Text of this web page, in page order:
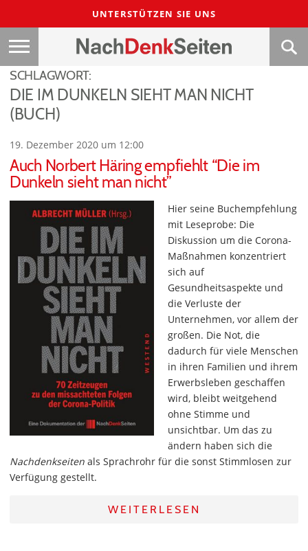
UNTERSTÜTZEN SIE UNS
SCHLAGWORT:
DIE IM DUNKELN SIEHT MAN NICHT
(BUCH)
19. Dezember 2020 um 12:00
Auch Norbert Häring empfiehlt “Die im
Dunkeln sieht man nicht”
Hier seine Buchempfehlung
mit Leseprobe: Die
Diskussion um die Corona-
Maßnahmen konzentriert
sich auf
Gesundheitsaspekte und
die Verluste der
Unternehmen, vor allem der
großen. Die Not, die
dadurch für viele Menschen
in ihren Familien und ihrem
Erwerbsleben geschaffen
wird, bleibt weitgehend
ohne Stimme und
unsichtbar. Um das zu
ändern haben sich die
Nachdenkseiten als Sprachrohr für die sonst Stimmlosen zur
Verfügung gestellt.
WEITERLESEN